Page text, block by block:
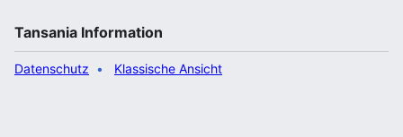
Tansania Information
Datenschutz Klassische Ansicht